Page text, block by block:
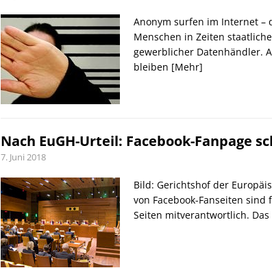
Anonym surfen im Internet –
Menschen in Zeiten
gewerblicher Datenhändler.
bleiben [Mehr]
Nach EuGH-Urteil: Facebook-Fanpage
7. Juni 2018
Bild: Gerichtshof der
von Facebook-Fanseiten
Seiten mitverantwortlich.